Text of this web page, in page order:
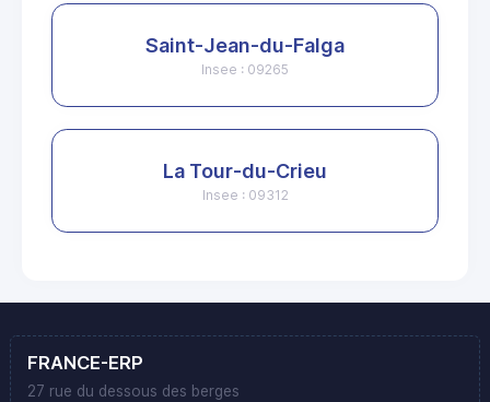
Saint-Jean-du-Falga
Insee : 09265
La Tour-du-Crieu
Insee : 09312
FRANCE-ERP
27 rue du dessous des berges